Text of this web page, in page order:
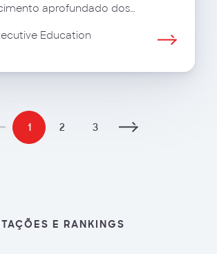
aprofundado dos
Education
1 2 3
E RANKINGS